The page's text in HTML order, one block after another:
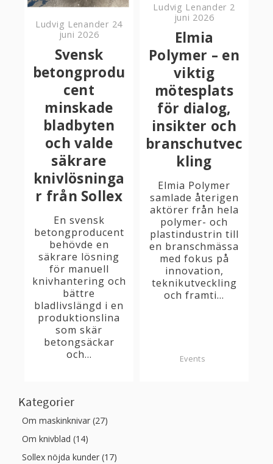
Ludvig Lenander 24
juni 2026
Svensk
betongprodu
cent
minskade
bladbyten
och valde
säkrare
knivlösninga
r från Sollex
En svensk
betongproducent
behövde en
säkrare lösning
för manuell
knivhantering och
bättre
bladlivslängd i en
produktionslina
som skär
betongsäckar
och...
Ludvig Lenander 2
juni 2026
Elmia
Polymer – en
viktig
mötesplats
för dialog,
insikter och
branschutvec
kling
Elmia Polymer
samlade återigen
aktörer från hela
polymer- och
plastindustrin till
en branschmässa
med fokus på
innovation,
teknikutveckling
och framti...
Events
Kategorier
Om maskinknivar (27)
Om knivblad (14)
Sollex nöjda kunder (17)